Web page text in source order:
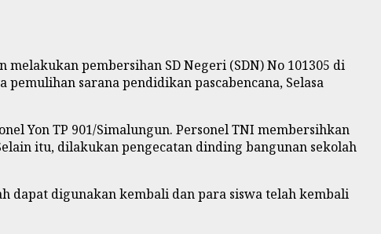
pembersihan SD Negeri (SDN) No 101305 di
sarana pendidikan pascabencana, Selasa
Yon TP 901/Simalungun. Personel TNI membersihkan
itu, dilakukan pengecatan dinding bangunan sekolah
dapat digunakan kembali dan para siswa telah kembali